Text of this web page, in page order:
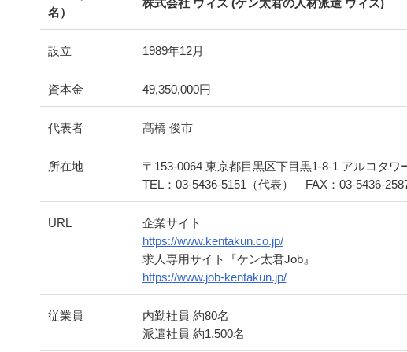
名）
株式会社 ウィズ (ケン太君の人材派遣 ウィズ)
設立 1989年12月
資本金 49,350,000円
代表者 髙橋 俊市
所在地
〒153-0064 東京都目黒区下目黒1-8-1 アルコタワ
TEL：03-5436-5151（代表） FAX：03-5436-
URL
企業サイト
https://www.kentakun.co.jp/
求人専用サイト『ケン太君Job』
https://www.job-kentakun.jp/
従業員
内勤社員 約80名
派遣社員 約1,500名